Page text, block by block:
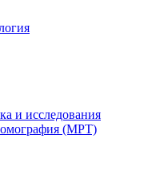
и исследования
(МРТ)